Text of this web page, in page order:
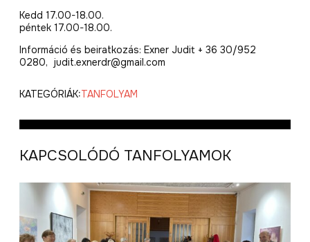
Kedd 17.00-18.00.
péntek 17.00-18.00.
Információ és beiratkozás: Exner Judit + 36 30/952
0280, judit.exnerdr@gmail.com
KATEGÓRIÁK:TANFOLYAM
KAPCSOLÓDÓ TANFOLYAMOK